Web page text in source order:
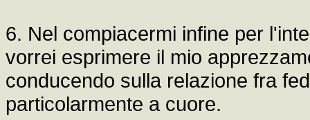
6. Nel compiacermi infine per
vorrei esprimere il mio
conducendo sulla relazione fra
particolarmente a cuore.